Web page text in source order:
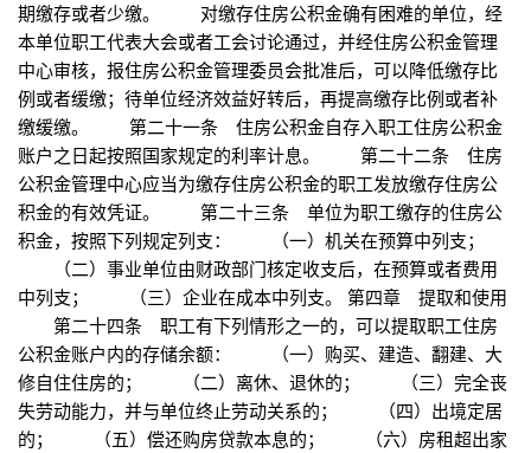
期缴存或者少缴。 对缴存住房公积金确有困难的单位，经
本单位职工代表大会或者工会讨论通过，并经住房公积金管理
中心审核，报住房公积金管理委员会批准后，可以降低缴存比
例或者缓缴；待单位经济效益好转后，再提高缴存比例或者补
缴缓缴。 第二十一条 住房公积金自存入职工住房公积金
账户之日起按照国家规定的利率计息。 第二十二条 住房
公积金管理中心应当为缴存住房公积金的职工发放缴存住房公
积金的有效凭证。 第二十三条 单位为职工缴存的住房公
积金，按照下列规定列支： （一）机关在预算中列支；
（二）事业单位由财政部门核定收支后，在预算或者费用
中列支； （三）企业在成本中列支。 第四章 提取和使用
第二十四条 职工有下列情形之一的，可以提取职工住房
公积金账户内的存储余额： （一）购买、建造、翻建、大
修自住住房的； （二）离休、退休的； （三）完全丧
失劳动能力，并与单位终止劳动关系的； （四）出境定居
的； （五）偿还购房贷款本息的； （六）房租超出家